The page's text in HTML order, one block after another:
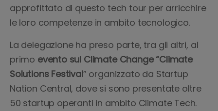
approfittato di questo tech tour per arricchire
le loro competenze in ambito tecnologico.
La delegazione ha preso parte, tra gli altri, al
primo evento sul Climate Change “Climate
Solutions Festival” organizzato da Startup
Nation Central, dove si sono presentate oltre
50 startup operanti in ambito Climate Tech.